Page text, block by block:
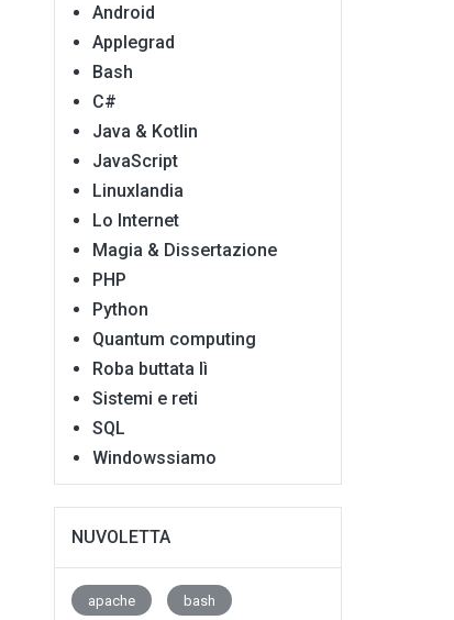
Android
Applegrad
Bash
C#
Java & Kotlin
JavaScript
Linuxlandia
Lo Internet
Magia & Dissertazione
PHP
Python
Quantum computing
Roba buttata lì
Sistemi e reti
SQL
Windowssiamo
NUVOLETTA
apache bash